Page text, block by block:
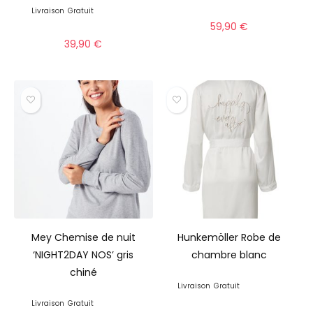
Livraison Gratuit
39,90€
59,90€
Mey Chemise de nuit
‘NIGHT2DAY NOS’ gris
chiné
Livraison Gratuit
Hunkemöller Robe de
chambre blanc
Livraison Gratuit